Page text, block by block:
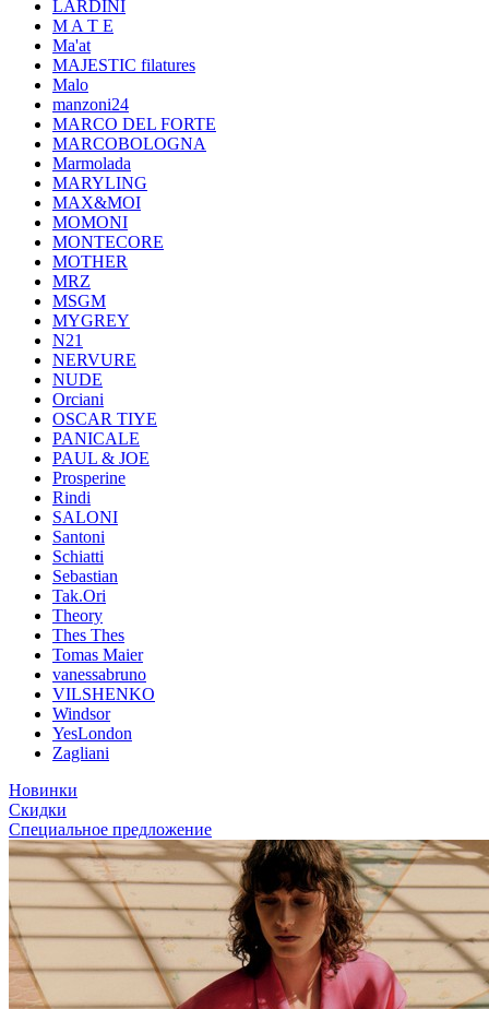
LARDINI
M A T E
Ma'at
MAJESTIC filatures
Malo
manzoni24
MARCO DEL FORTE
MARCOBOLOGNA
Marmolada
MARYLING
MAX&MOI
MOMONI
MONTECORE
MOTHER
MRZ
MSGM
MYGREY
N21
NERVURE
NUDE
Orciani
OSCAR TIYE
PANICALE
PAUL & JOE
Prosperine
Rindi
SALONI
Santoni
Schiatti
Sebastian
Tak.Ori
Theory
Thes Thes
Tomas Maier
vanessabruno
VILSHENKO
Windsor
YesLondon
Zagliani
Новинки
Скидки
Специальное предложение